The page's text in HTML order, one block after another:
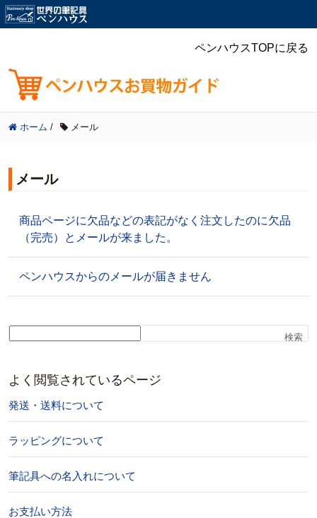
ペンハウスTOPに戻る
ホーム / メール
メール
商品ページに欠品などの表記がなく注文したのに欠品
（完売）とメールが来ました。
ペンハウスからのメールが届きません
検索
よく閲覧されているページ
発送・送料について
ラッピングについて
筆記具への名入れについて
お支払い方法